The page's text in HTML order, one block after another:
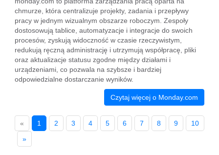
chmurze, która centralizuje projekty, zadania i przepływy
pracy w jednym wizualnym obszarze roboczym. Zespoły
dostosowują tablice, automatyzacje i integracje do swoich
procesów, zyskują widoczność w czasie rzeczywistym,
redukują ręczną administrację i utrzymują współpracę, pliki
oraz aktualizacje statusu zgodne między działami i
urządzeniami, co pozwala na szybsze i bardziej
odpowiedzialne dostarczanie wyników.
Czytaj więcej o Monday.com
« 1 2 3 4 5 6 7 8 9
10
»